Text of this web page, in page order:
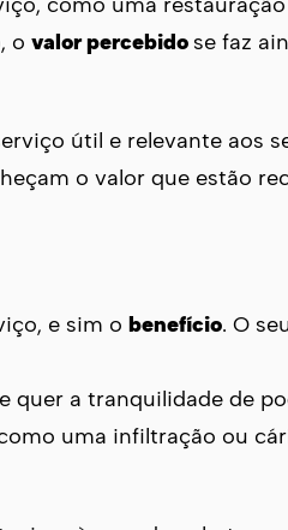
o valor percebido se faz
útil e relevante aos
o valor que estão
e sim o benefício. O
quer a tranquilidade de
uma infiltração ou